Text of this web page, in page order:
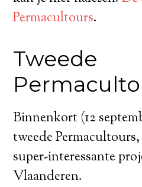
Permacultours.
Tweede
Binnenkort (12
tweede
super-interessante
Vlaanderen.